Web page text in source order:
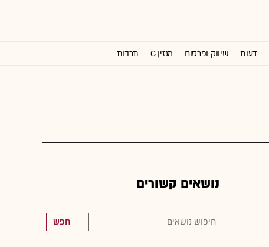
דעות שיווק ופרסום מגזין G תרבות
נושאים קשורים
חפש